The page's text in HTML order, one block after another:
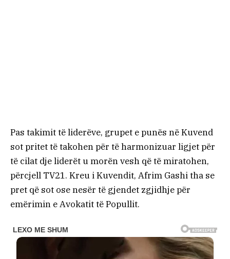
Pas takimit të liderëve, grupet e punës në Kuvend
sot pritet të takohen për të harmonizuar ligjet për
të cilat dje liderët u morën vesh që të miratohen,
përcjell TV21. Kreu i Kuvendit, Afrim Gashi tha se
pret që sot ose nesër të gjendet zgjidhje për
emërimin e Avokatit të Popullit.